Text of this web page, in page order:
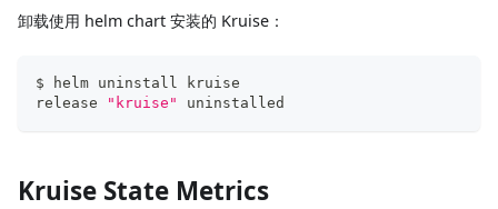
卸载使用 helm chart 安装的 Kruise：
$ helm uninstall kruise
release
"kruise" uninstalled
Kruise State Metrics